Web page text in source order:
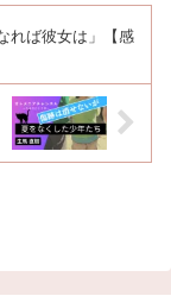
れば彼女は」【感